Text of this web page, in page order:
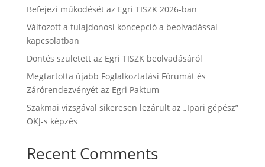
Befejezi működését az Egri TISZK 2026-ban
Változott a tulajdonosi koncepció a beolvadással
kapcsolatban
Döntés született az Egri TISZK beolvadásáról
Megtartotta újabb Foglalkoztatási Fórumát és
Zárórendezvényét az Egri Paktum
Szakmai vizsgával sikeresen lezárult az „Ipari gépész”
OKJ-s képzés
Recent Comments